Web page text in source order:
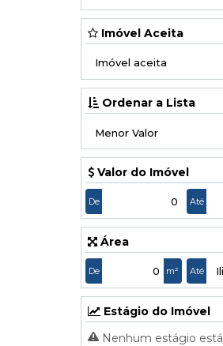
Estágio do Imóvel
Nenhum estágio está
Valor do Imóvel
De Até
Área
De m² Até
Imóvel Aceita
Imóvel aceita
Ordenar a Lista